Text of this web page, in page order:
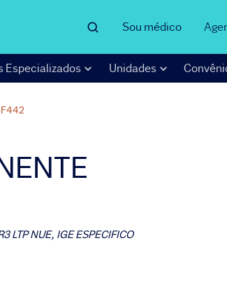
Sou médico
Especializados Unidades
F442
LTP NUE, IGE ESPECIFICO